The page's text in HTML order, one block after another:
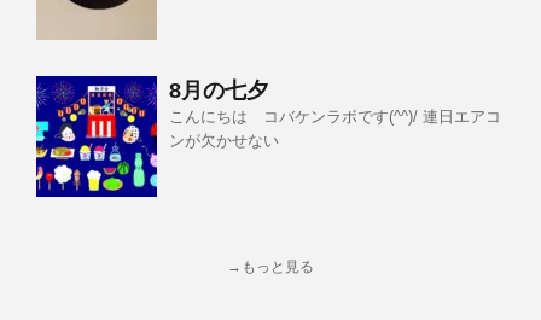
8月の七夕
こんにちは コバケンラボです(^^)/ 連日エアコ
ンが欠かせない
→もっと見る